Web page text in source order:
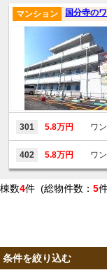
国分寺の
マンション
301 5.8万円 ワン
402 5.8万円 ワン
棟数4件 (総物件数： 5
条件を絞り込む